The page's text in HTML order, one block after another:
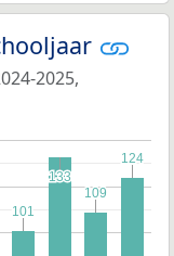
2025,
101
101
133
133
109
109
124
124